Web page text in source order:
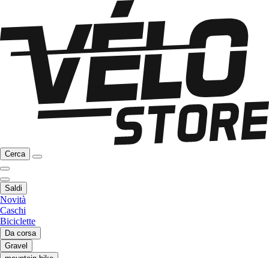
Cerca
Saldi
Novità
Caschi
Biciclette
Da corsa
Gravel